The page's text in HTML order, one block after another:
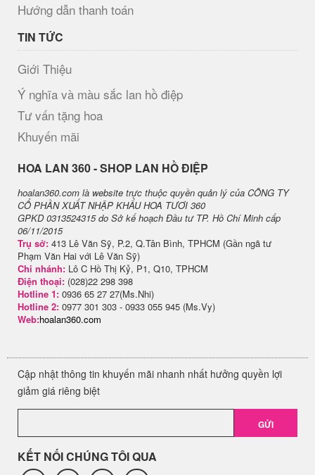
Hướng dẫn thanh toán
TIN TỨC
Giới Thiệu
Ý nghĩa và màu sắc lan hồ điệp
Tư vấn tặng hoa
Khuyến mãi
H​OA LAN 360 - SHOP LAN HỒ ĐIỆP
hoalan360.com là website trực thuộc quyền quản lý của CÔNG TY
CỔ PHẦN XUẤT NHẬP KHẨU HOA TƯƠI 360
GPKD 0313524315 do Sở kế hoạch Đầu tư TP. Hồ Chí Minh cấp
06/11/2015
Trụ sở: 413 Lê Văn Sỹ, P.2, Q.Tân Bình, TPHCM (Gần ngã tư
Phạm Văn Hai với Lê Văn Sỹ)
Chi nhánh: Lô C Hồ Thị Kỷ, P1, Q10, TPHCM
Điện thoại: (028)22 298 398
Hotline 1: 0936 65 27 27(Ms.Nhi)
Hotline 2: 0977 301 303 - 0933 055 945 (Ms.Vy)
Web:hoalan360.com
Cập nhật thông tin khuyến mãi nhanh nhất hưởng quyền lợi
giảm giá riêng biệt
GỬI
KẾT NỐI CHÚNG TÔI QUA